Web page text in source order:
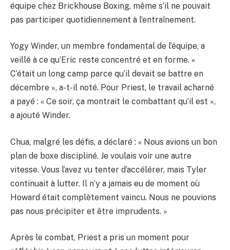
équipe chez Brickhouse Boxing, même s’il ne pouvait
pas participer quotidiennement à l’entraînement.
Yogy Winder, un membre fondamental de l’équipe, a
veillé à ce qu’Eric reste concentré et en forme. «
C’était un long camp parce qu’il devait se battre en
décembre », a-t-il noté. Pour Priest, le travail acharné
a payé : « Ce soir, ça montrait le combattant qu’il est »,
a ajouté Winder.
Chua, malgré les défis, a déclaré : « Nous avions un bon
plan de boxe discipliné. Je voulais voir une autre
vitesse. Vous l’avez vu tenter d’accélérer, mais Tyler
continuait à lutter. Il n’y a jamais eu de moment où
Howard était complètement vaincu. Nous ne pouvions
pas nous précipiter et être imprudents. »
Après le combat, Priest a pris un moment pour